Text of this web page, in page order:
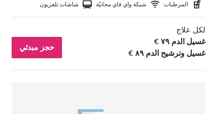
المرطبات شبكة واي فاي مجانيّة شاشات تلفزيون
لكل علاج
غسيل الدم ٧٩ €
غسيل وترشيح الدم ٨٩ €
حجز مبدئي